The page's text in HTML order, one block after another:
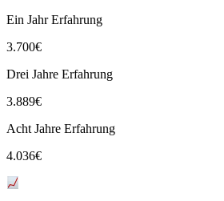
Ein Jahr Erfahrung
3.700€
Drei Jahre Erfahrung
3.889€
Acht Jahre Erfahrung
4.036€